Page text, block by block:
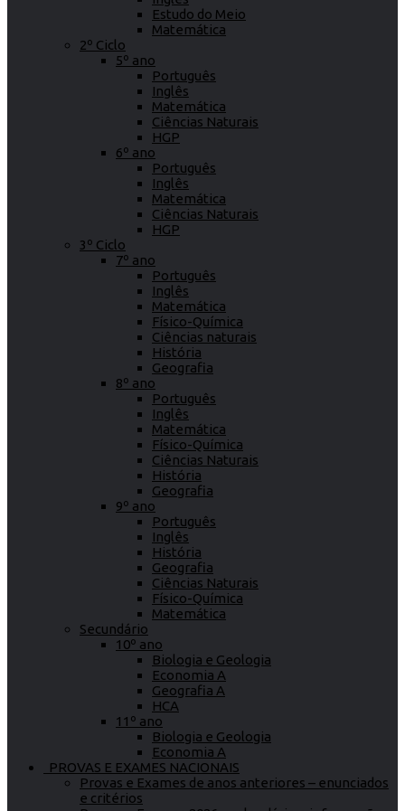
Estudo do Meio
Matemática
2º Ciclo
5º ano
Português
Inglês
Matemática
Ciências Naturais
HGP
6º ano
Português
Inglês
Matemática
Ciências Naturais
HGP
3º Ciclo
7º ano
Português
Inglês
Matemática
Físico-Química
Ciências naturais
História
Geografia
8º ano
Português
Inglês
Matemática
Físico-Química
Ciências Naturais
História
Geografia
9º ano
Português
Inglês
História
Geografia
Ciências Naturais
Físico-Química
Matemática
Secundário
10º ano
Biologia e Geologia
Economia A
Geografia A
HCA
11º ano
Biologia e Geologia
Economia A
PROVAS E EXAMES NACIONAIS
Provas e Exames de anos anteriores – enunciados
e critérios